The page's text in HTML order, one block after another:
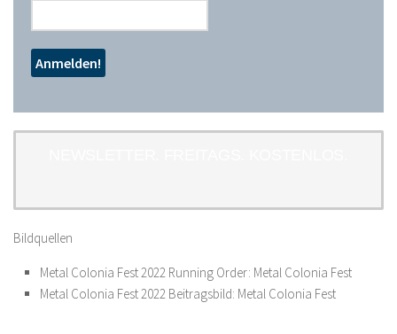
Bildquellen
Metal Colonia Fest 2022 Running Order: Metal Colonia Fest
Metal Colonia Fest 2022 Beitragsbild: Metal Colonia Fest